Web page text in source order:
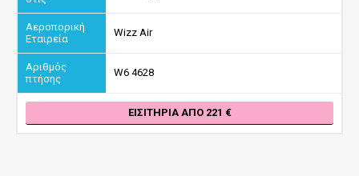
Wizz Air
W6 4628
ΕΙΣΙΤΉΡΙΑ ΑΠΌ 221